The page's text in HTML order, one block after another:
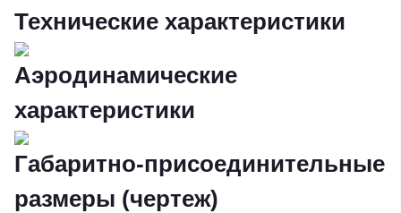
Технические характеристики
Аэродинамические
характеристики
Габаритно-присоединительные
размеры (чертеж)